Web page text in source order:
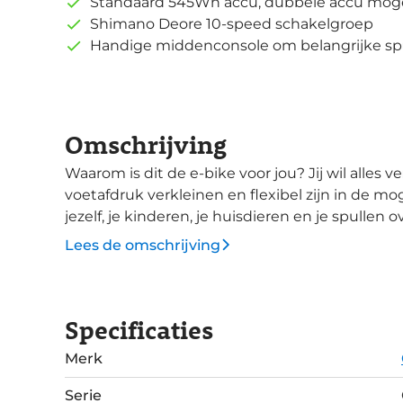
Shimano Deore 10-speed schakelgroep
Handige middenconsole om belangrijke
Omschrijving
Waarom is dit de e-bike voor jou? Jij wil alles vervoeren, maar tegelijkertijd je ecologische
voetafdruk verkleinen en flexibel zijn in de
jezelf, je kinderen, je huisdieren en je spullen
met een capaciteit van wel 200kg. Met de ondersteuning van een Bosch Cargo Line motor
met 85 Nm koppel en een standaard 545Wh
maakt de transportfiets extreem stabiel. Door
ontzettend wendbaar. De Cargowagen is standaard voorzien van wielkasten, kettingkast,
voetenplank, spatborden, verlichting en een
maat van jouw wensen. Denk aan een
Lees de omschrijving
Specificaties
Merk
Serie